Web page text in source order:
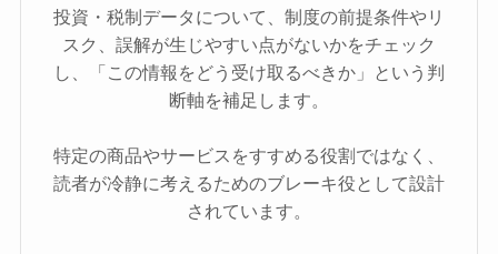
投資・税制データについて、制度の前提条件やリ
スク、誤解が生じやすい点がないかをチェック
し、「この情報をどう受け取るべきか」という判
断軸を補足します。
特定の商品やサービスをすすめる役割ではなく、
読者が冷静に考えるためのブレーキ役として設計
されています。